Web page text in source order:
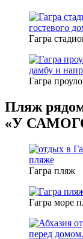
Гагра
Гагра
Пляж
«У
Гагра пляж
Гагра море